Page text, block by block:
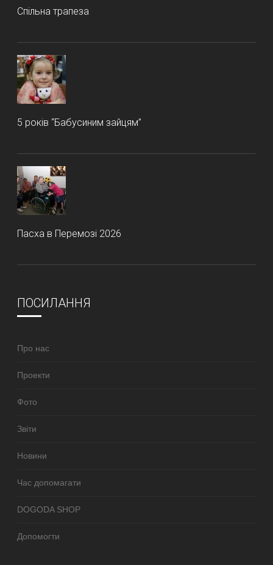
Спільна трапеза
5 років “Бабусиним зайцям”
Пасха в Перемозі 2026
ПОСИЛАННЯ
Про нас
Проекти
Фото
Звіти
Новини
Час допомагати
DOGODA SHOP
Допомогти